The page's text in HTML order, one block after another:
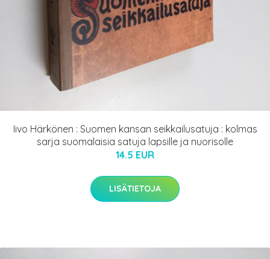
Iivo Härkönen : Suomen kansan seikkailusatuja : kolmas
sarja suomalaisia satuja lapsille ja nuorisolle
14.5 EUR
LISÄTIETOJA